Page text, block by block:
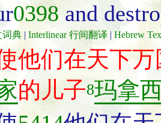
0398 and
词典 | Interlinear 行间翻译 | Hebrew
他们在天下
的儿子8玛拿